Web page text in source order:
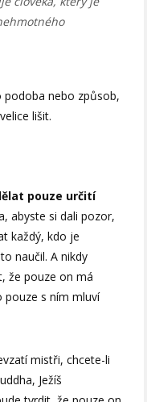
nebo způsob,
lišit.
pouze určití
abyste si dali pozor,
každý, kdo je
naučil. A nikdy
že pouze on má
pouze s ním mluví
mistři, chcete-li
Ježíš